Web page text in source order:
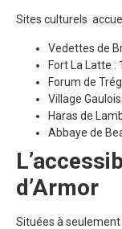
Sites culturels
Vedettes de
Fort La Latte :
Forum de
Village
Haras de
Abbaye de
d’Armor
Situées à seulement